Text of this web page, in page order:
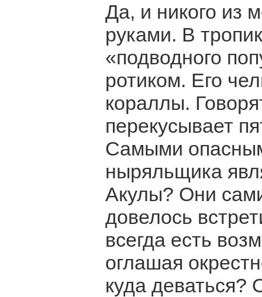
Да, и никого из
руками. В
«подводного
ротиком. Его
кораллы.
перекусывает
Самыми
ныряльщика
Акулы? Они
довелось
всегда есть
оглашая
куда